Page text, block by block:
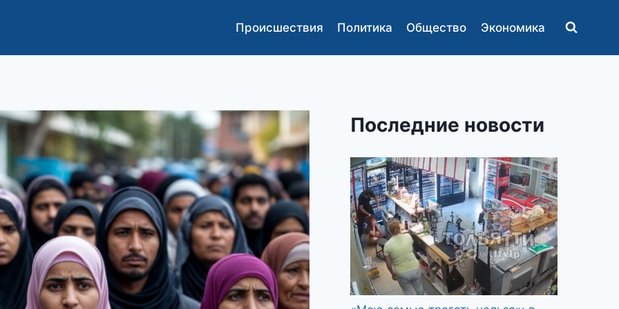
Происшествия Политика Общество Экономика
Последние новости